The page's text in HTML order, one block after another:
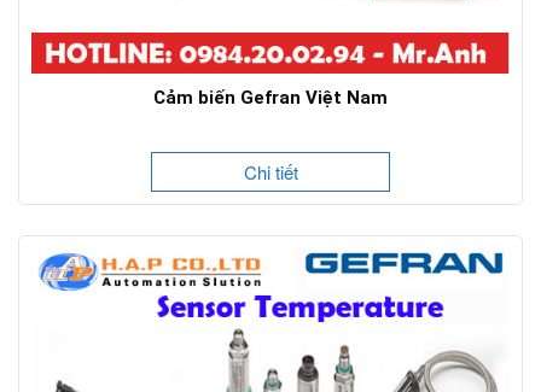
Cảm biến Gefran Việt Nam
Chi tiết